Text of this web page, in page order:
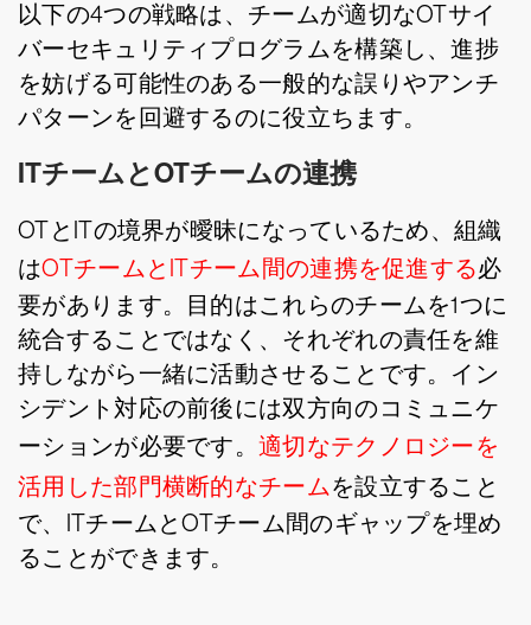
以下の4つの戦略は、チームが適切なOTサイ
バーセキュリティプログラムを構築し、進捗
を妨げる可能性のある一般的な誤りやアンチ
パターンを回避するのに役立ちます。
ITチームとOTチームの連携
OTとITの境界が曖昧になっているため、組織
はOTチームとITチーム間の連携を促進する必
要があります。目的はこれらのチームを1つに
統合することではなく、それぞれの責任を維
持しながら一緒に活動させることです。イン
シデント対応の前後には双方向のコミュニケ
ーションが必要です。 適切なテクノロジーを
活用した部門横断的なチームを設立すること
で、ITチームとOTチーム間のギャップを埋め
ることができます。